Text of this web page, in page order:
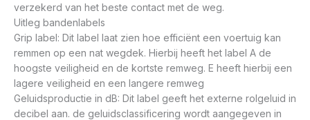
verzekerd van het beste contact met de weg.
Uitleg bandenlabels
Grip label: Dit label laat zien hoe efficiënt een voertuig kan
remmen op een nat wegdek. Hierbij heeft het label A de
hoogste veiligheid en de kortste remweg. E heeft hierbij een
lagere veiligheid en een langere remweg
Geluidsproductie in dB: Dit label geeft het externe rolgeluid in
decibel aan. de geluidsclassificering wordt aangegeven in